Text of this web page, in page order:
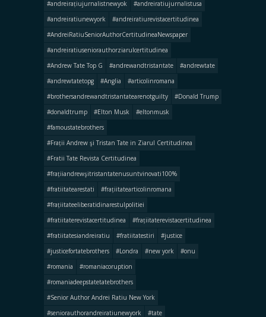
#andreirațiujurnalistnewyok
#andreiratiujurnalistusa
#andreiratiunewyork
#andreiratiurevistacertitudinea
#AndreiRatiuSeniorAuthorCertitudineaNewspaper
#andreiratiuseniorauthorziarulcertitudinea
#Andrew Tate Top G
#andrewandtristantate
#andrewtate
#andrewtatetopg
#Anglia
#articolinromana
#brothersandrewandtristantatearenotguilty
#Donald Trump
#donaldtrump
#Elton Musk
#eltonmusk
#famoustatebrothers
#Frații Andrew şi Tristan Tate in Ziarul Certitudinea
#Fratii Tate Revista Certitudinea
#frațiiandrewşitristantatenusuntvinovati100%
#fratiitatearestati
#frațiitatearticolinromana
#frațiitateeliberatidinarestulpolitiei
#fratiitaterevistacertitudinea
#frațiitaterevistacertitudinea
#fratiitatesiandreiratiu
#fratiitatestiri
#justice
#justicefortatebrothers
#Londra #new york
#onu
#romania
#romaniacoruption
#romaniadeepstatetatebrothers
#Senior Author Andrei Ratiu New York
#seniorauthorandreiratiunewyork
#tate